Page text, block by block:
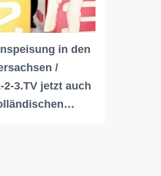
in den
/
3.TV jetzt auch